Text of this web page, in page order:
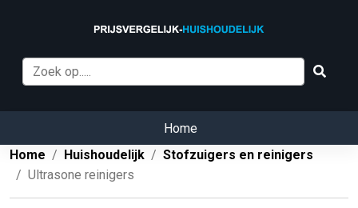
Home
Home
Huishoudelijk
Stofzuigers en reinigers
Ultrasone reinigers